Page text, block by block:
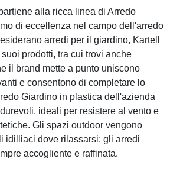
alla ricca linea di Arredo
di eccellenza nel campo dell'arredo
arredi per il giardino, Kartell
prodotti, tra cui trovi anche
il brand mette a punto uniscono
e consentono di completare lo
Giardino in plastica dell'azienda
ideali per resistere al vento e
Gli spazi outdoor vengono
idilliaci dove rilassarsi: gli arredi
accogliente e raffinata.